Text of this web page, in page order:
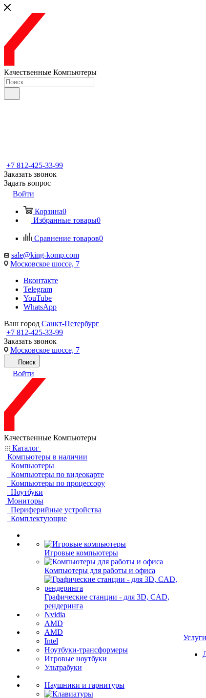
Качественные Компьютеры
+7 812-425-33-99
Заказать звонок
Задать вопрос
Войти
Корзина0
Избранные товары0
Сравнение товаров0
sale@king-komp.com
Московское шоссе, 7
Вконтакте
Telegram
YouTube
WhatsApp
Ваш город Санкт-Петербург
+7 812-425-33-99
Заказать звонок
Московское шоссе, 7
Поиск
Войти
Качественные Компьютеры
Каталог
Компьютеры в наличии
Компьютеры
Компьютеры по видеокарте
Компьютеры по процессору
Ноутбуки
Мониторы
Периферийные устройства
Комплектующие
Игровые компьютеры
Компьютеры для работы и офиса
Графические станции - для 3D, CAD,
рендеринга
Nvidia
AMD
AMD
Intel
Ноутбуки-трансформеры
Игровые ноутбуки
Ультрабуки
Наушники и гарнитуры
Услуги